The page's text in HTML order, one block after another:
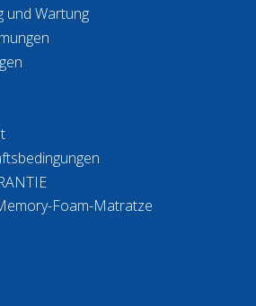
und Wartung
Foam-Matratze